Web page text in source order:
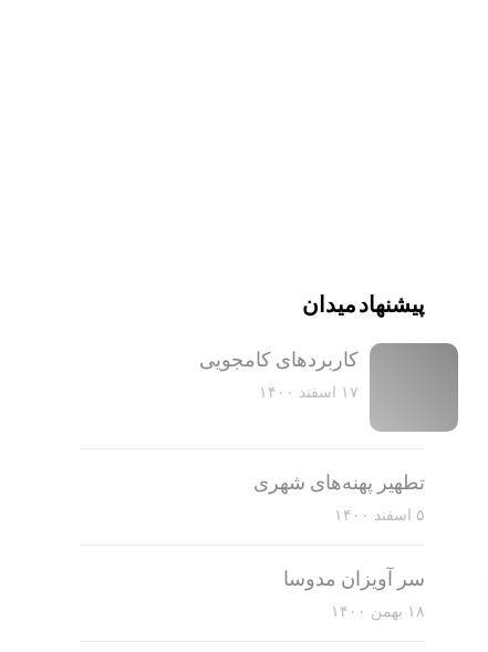
پیشنهاد میدان
کاربرد‌های کامجویی
۱۷ اسفند ۱۴۰۰
تطهیر پهنه‌های شهری
۵ اسفند ۱۴۰۰
سر آویزان مدوسا
۱۸ بهمن ۱۴۰۰